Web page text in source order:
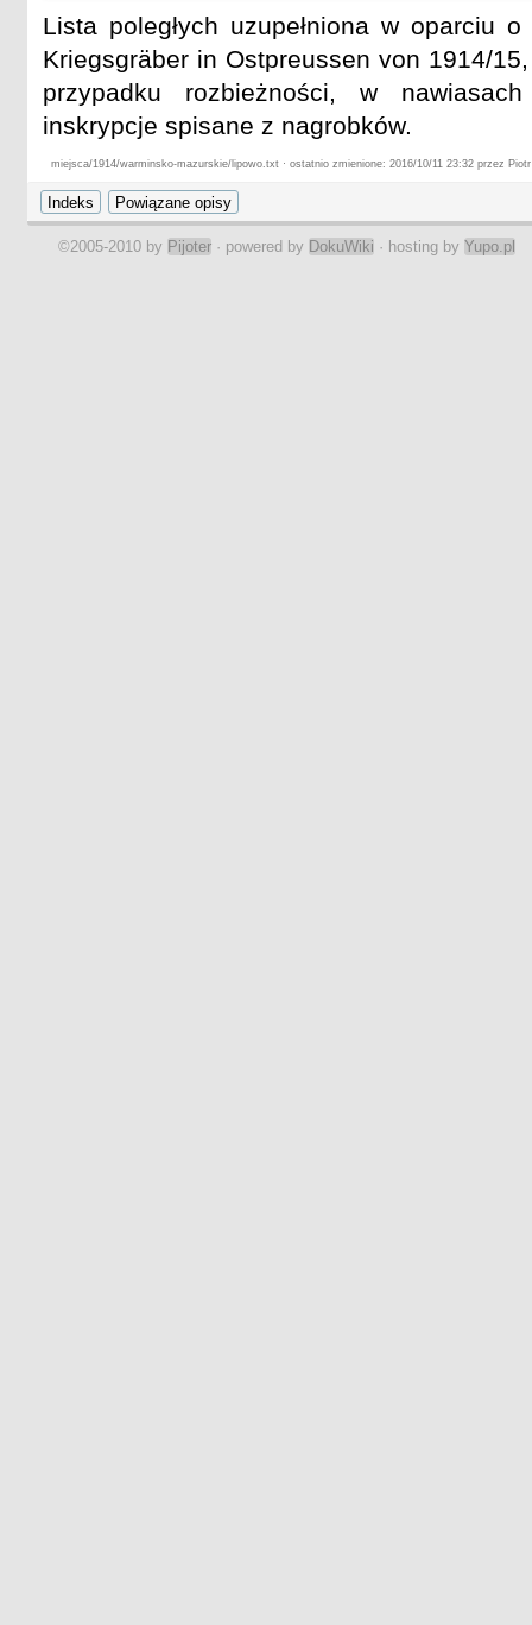
Lista poległych uzupełniona w oparciu
Kriegsgräber in Ostpreussen von 1914/
przypadku rozbieżności, w
inskrypcje spisane z nagrobków.
miejsca/1914/warminsko-mazurskie/lipowo.txt · ostatnio zmienione: 2016/10/11 23:32 przez
©2005-2010 by Pijoter · powered by DokuWiki · hosting by Yupo.pl